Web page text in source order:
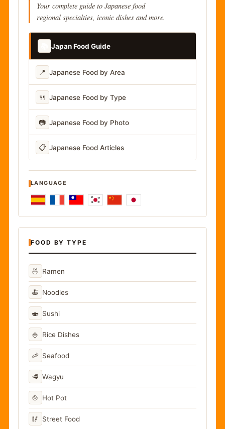
Your complete guide to Japanese food
regional specialties, iconic dishes and more.
Japan Food Guide
📍 Japanese Food by Area
🍴 Japanese Food by Type
📷 Japanese Food by Photo
📋 Japanese Food Articles
LANGUAGE
FOOD BY TYPE
🍜 Ramen
🍝 Noodles
🍣 Sushi
🍚 Rice Dishes
🦐 Seafood
🥩 Wagyu
🍲 Hot Pot
🥢 Street Food